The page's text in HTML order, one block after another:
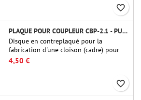
favorite_border
PLAQUE POUR COUPLEUR CBP-2.1 - PUBLIC MISSILES LTD.
Disque en contreplaqué pour la
fabrication d'une cloison (cadre) pour
raccords tubulaires de 54 mm de Public
Missiles Ltd. (PT-2.1 ou QT-2.1)
4,50 €
favorite_border